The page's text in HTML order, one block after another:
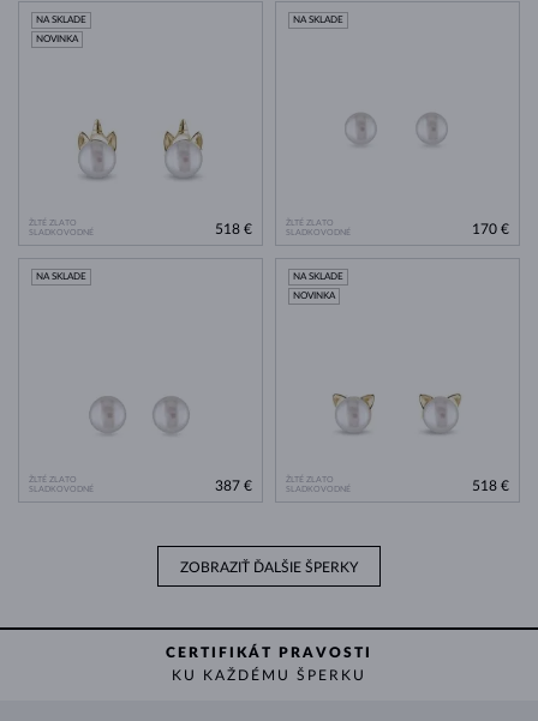
ŽLTÉ ZLATO
SLADKOVODNÉ
NA SKLADE
NOVINKA
518 €
ŽLTÉ ZLATO
SLADKOVODNÉ
NA SKLADE
170 €
ŽLTÉ ZLATO
SLADKOVODNÉ
NA SKLADE
387 €
ŽLTÉ ZLATO
SLADKOVODNÉ
NA SKLADE
NOVINKA
518 €
ZOBRAZIŤ ĎALŠIE ŠPERKY
CERTIFIKÁT PRAVOSTI
KU KAŽDÉMU ŠPERKU